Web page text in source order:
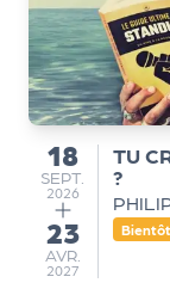
du
18
SEPTEMBRE
SEPT.
2026
au
23
AVRIL
AVR.
2027
TU
?
e
s
-
n
o
u
s
?
N
e